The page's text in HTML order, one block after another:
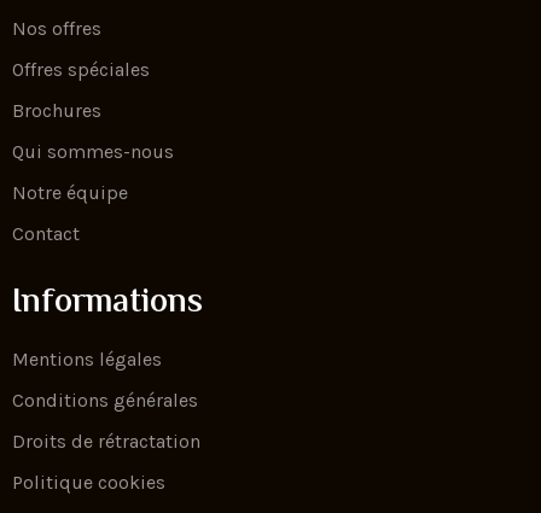
Nos offres
Offres spéciales
Brochures
Qui sommes-nous
Notre équipe
Contact
Informations
Mentions légales
Conditions générales
Droits de rétractation
Politique cookies